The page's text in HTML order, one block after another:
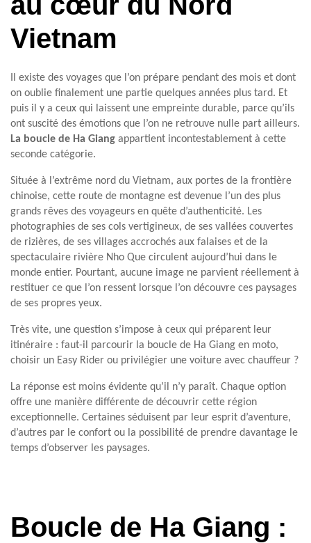
Vietnam
Il existe des voyages que l’on prépare pendant des mois et dont
on oublie finalement une partie quelques années plus tard. Et
puis il y a ceux qui laissent une empreinte durable, parce qu’ils
ont suscité des émotions que l’on ne retrouve nulle part ailleurs.
La boucle de Ha Giang appartient incontestablement à cette
seconde catégorie.
Située à l’extrême nord du Vietnam, aux portes de la frontière
chinoise, cette route de montagne est devenue l’un des plus
grands rêves des voyageurs en quête d’authenticité. Les
photographies de ses cols vertigineux, de ses vallées couvertes
de rizières, de ses villages accrochés aux falaises et de la
spectaculaire rivière Nho Que circulent aujourd’hui dans le
monde entier. Pourtant, aucune image ne parvient réellement à
restituer ce que l’on ressent lorsque l’on découvre ces paysages
de ses propres yeux.
Très vite, une question s’impose à ceux qui préparent leur
itinéraire : faut-il parcourir la boucle de Ha Giang en moto,
choisir un Easy Rider ou privilégier une voiture avec chauffeur ?
La réponse est moins évidente qu’il n’y paraît. Chaque option
offre une manière différente de découvrir cette région
exceptionnelle. Certaines séduisent par leur esprit d’aventure,
d’autres par le confort ou la possibilité de prendre davantage le
temps d’observer les paysages.
Boucle de Ha Giang :